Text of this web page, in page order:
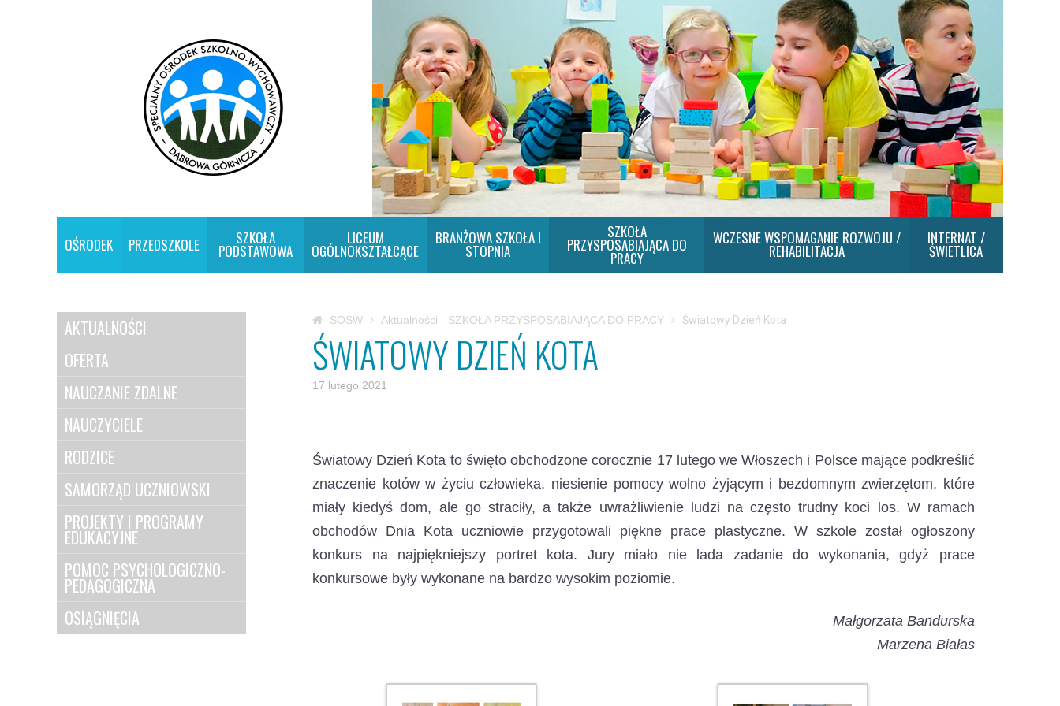
OŚRODEK PRZEDSZKOLE SZKOŁA
PODSTAWOWA
LICEUM
OGÓLNOKSZTAŁCĄCE
BRANŻOWA SZKOŁA I
STOPNIA
SZKOŁA
PRZYSPOSABIAJĄCA DO
PRACY
WCZESNE WSPOMAGANIE ROZWOJU /
REHABILITACJA
INTERNAT /
ŚWIETLICA
AKTUALNOŚCI
OFERTA
NAUCZANIE ZDALNE
NAUCZYCIELE
RODZICE
SAMORZĄD UCZNIOWSKI
PROJEKTY I PROGRAMY
EDUKACYJNE
POMOC PSYCHOLOGICZNO-
PEDAGOGICZNA
OSIĄGNIĘCIA
SOSW Aktualności - SZKOŁA PRZYSPOSABIAJĄCA DO PRACY Światowy Dzień Kota
ŚWIATOWY DZIEŃ KOTA
17 lutego 2021
Światowy Dzień Kota to święto obchodzone corocznie 17 lutego we Włoszech i Polscemające podkreślić
znaczenie kotów w życiu człowieka, niesienie pomocy wolno żyjącym i bezdomnym zwierzętom, które
miały kiedyś dom, ale go straciły, a także uwrażliwienie ludzi na często trudny koci los. W ramach
obchodów Dnia Kota uczniowie przygotowali piękne prace plastyczne. W szkole został ogłoszony
konkurs na najpiękniejszy portret kota. Jury miało nie lada zadanie do wykonania, gdyż prace
konkursowe były wykonane na bardzo wysokim poziomie.
Małgorzata Bandurska
Marzena Białas